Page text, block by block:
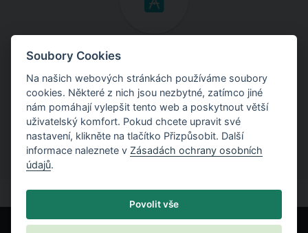
Inženýrské manuály
Stáhněte si manuály s teoretickými i praktickými ukázkami
použití programů.
Soubory Cookies
Na našich webových stránkách používáme soubory
cookies. Některé z nich jsou nezbytné, zatímco jiné
nám pomáhají vylepšit tento web a poskytnout větší
uživatelský komfort. Pokud chcete upravit své
nastavení, klikněte na tlačítko Přizpůsobit. Další
informace naleznete v Zásadách ochrany osobních
údajů.
Povolit vše